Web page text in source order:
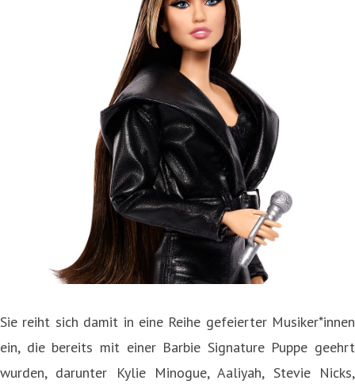
Sie reiht sich damit in eine Reihe gefeierter Musiker*innen
ein, die bereits mit einer Barbie Signature Puppe geehrt
wurden, darunter Kylie Minogue, Aaliyah, Stevie Nicks,